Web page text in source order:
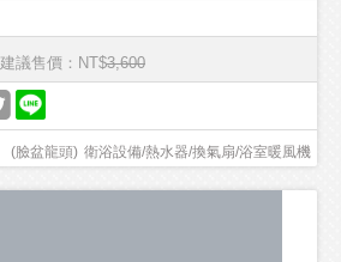
建議售價：NT$3,600
衛浴設備/熱水器/換氣扇/浴室暖風機
(臉盆龍頭)